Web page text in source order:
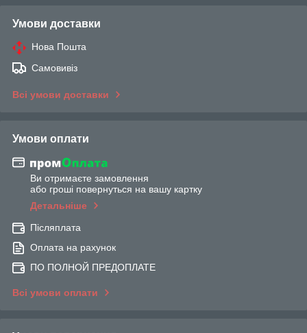
Умови доставки
Нова Пошта
Самовивіз
Всі умови доставки
Умови оплати
Ви отримаєте замовлення
або гроші повернуться на вашу картку
Детальніше
Післяплата
Оплата на рахунок
ПО ПОЛНОЙ ПРЕДОПЛАТЕ
Всі умови оплати